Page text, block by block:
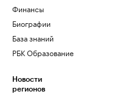
Финансы
Биографии
База знаний
РБК Образование
Новости
регионов